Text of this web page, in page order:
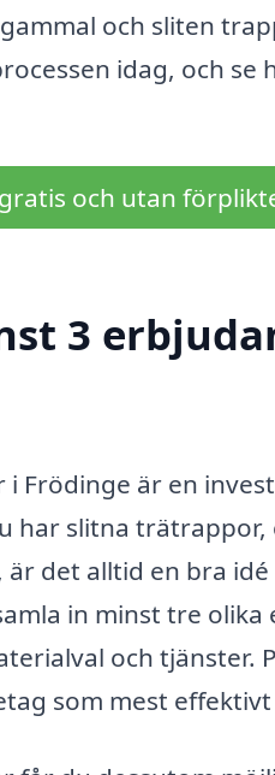
och sliten
idag, och
och utan
3
Frödinge är en
har slitna
det alltid en bra
in minst tre
och tjänster.
som mest